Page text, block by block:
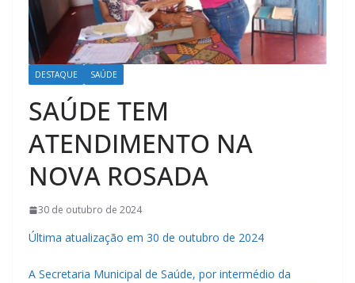
DESTAQUE SAÚDE
SAÚDE TEM
ATENDIMENTO NA
NOVA ROSADA
30 de outubro de 2024
Última atualização em 30 de outubro de 2024
A Secretaria Municipal de Saúde, por intermédio da